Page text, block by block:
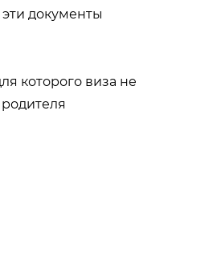
документы
которого виза не